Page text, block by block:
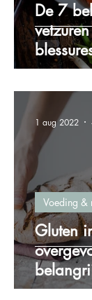
De 7
en
Gluten
Voeding &
1 aug 2022